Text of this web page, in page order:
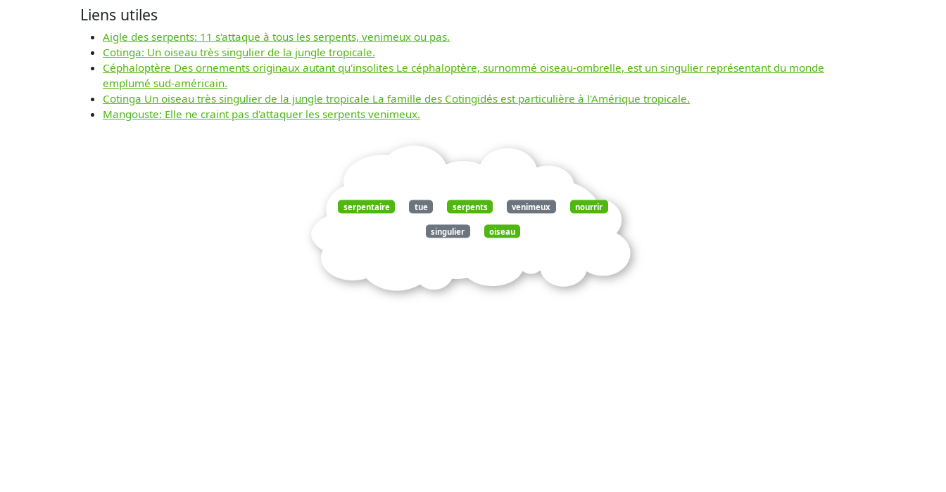
Liens utiles
Aigle des serpents: 11 s'attaque à tous les serpents, venimeux ou pas.
Cotinga: Un oiseau très singulier de la jungle tropicale.
Céphaloptère Des ornements originaux autant qu'insolites Le céphaloptère, surnommé oiseau-ombrelle, est un singulier représentant du monde
emplumé sud-américain.
Cotinga Un oiseau très singulier de la jungle tropicale La famille des Cotingidés est particulière à l'Amérique tropicale.
Mangouste: Elle ne craint pas d'attaquer les serpents venimeux.
serpentaire tue serpents venimeux nourrir
singulier oiseau